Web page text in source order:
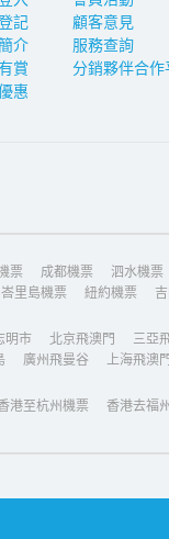
記
介
賞
惠
顧客意見
服務查詢
分銷夥伴合作
票 成都機票 泗水機票
峇里島機票 紐約機票
明市 北京飛澳門 三亞
廣州飛曼谷 上海飛澳門
港至杭州機票 香港去福